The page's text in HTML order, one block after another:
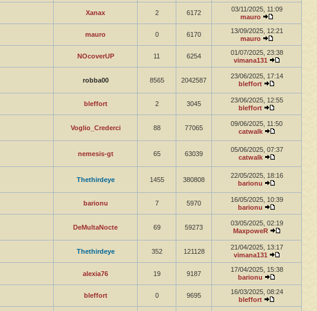
Xanax 2 6172
03/11/2025, 11:09
mauro
mauro 0 6170
13/09/2025, 12:21
mauro
NOcoverUP 11 6254
01/07/2025, 23:38
vimana131
robba00 8565 2042587
23/06/2025, 17:14
bleffort
bleffort 2 3045
23/06/2025, 12:55
bleffort
Voglio_Crederci 88 77065
09/06/2025, 11:50
catwalk
nemesis-gt 65 63039
05/06/2025, 07:37
catwalk
Thethirdeye 1455 380808
22/05/2025, 18:16
barionu
barionu 7 5970
16/05/2025, 10:39
barionu
DeMultaNocte 69 59273
03/05/2025, 02:19
MaxpoweR
Thethirdeye 352 121128
21/04/2025, 13:17
vimana131
alexia76 19 9187
17/04/2025, 15:38
barionu
bleffort 0 9695
16/03/2025, 08:24
bleffort